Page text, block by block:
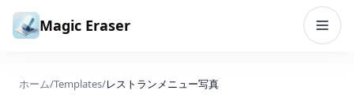
コンテンツへスキップ
Magic Eraser
ホーム/Templates/レストランメニュー写真